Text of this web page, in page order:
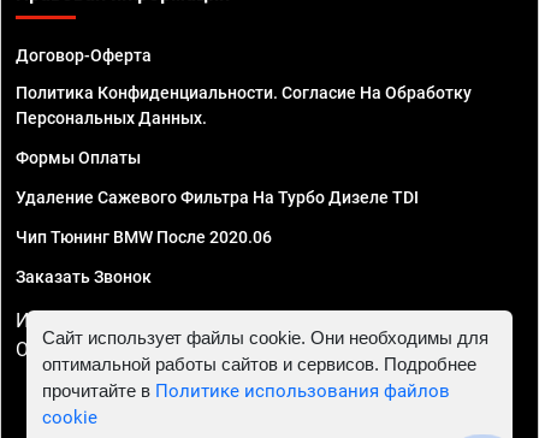
Договор-Оферта
Политика Конфиденциальности. Согласие На Обработку
Персональных Данных.
Формы Оплаты
Удаление Сажевого Фильтра На Турбо Дизеле TDI
Чип Тюнинг BMW После 2020.06
Заказать Звонок
ИП Смирнов Георгий Павлович. ИНН 781302555843,
ОГРНИП 324470400032610
Сайт использует файлы cookie. Они необходимы для
оптимальной работы сайтов и сервисов. Подробнее
прочитайте в Политике использования файлов
cookie